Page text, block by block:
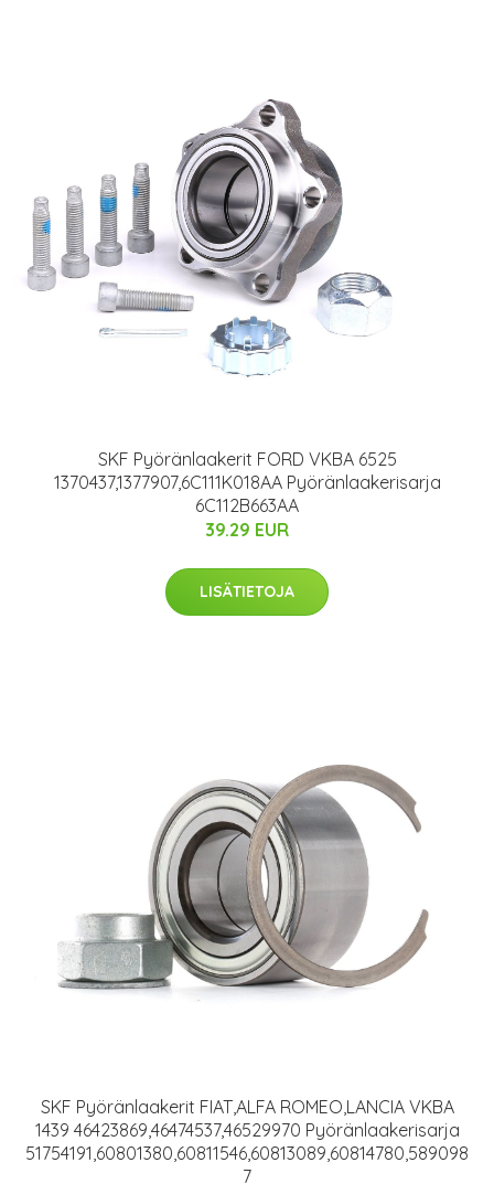
SKF Pyöränlaakerit FORD VKBA 6525
1370437,1377907,6C111K018AA Pyöränlaakerisarja
6C112B663AA
39.29 EUR
LISÄTIETOJA
SKF Pyöränlaakerit FIAT,ALFA ROMEO,LANCIA VKBA
1439 46423869,46474537,46529970 Pyöränlaakerisarja
51754191,60801380,60811546,60813089,60814780,589098
7